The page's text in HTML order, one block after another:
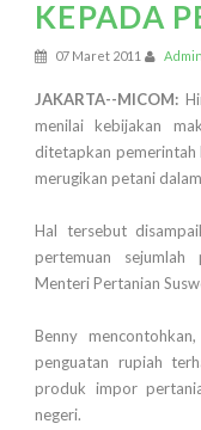
KEPADA
07 Maret 2011
JAKARTA--MICOM:
menilai kebijakan
ditetapkan pemerintah
merugikan petani
Hal tersebut
pertemuan sejumlah
Menteri Pertanian
Benny
penguatan rupiah
produk impor
negeri.